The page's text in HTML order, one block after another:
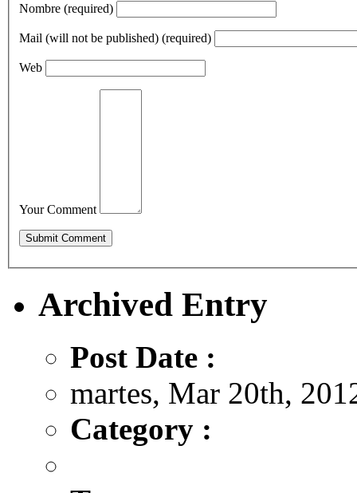
Nombre (required)
Mail (will not be published) (required)
Web
Your Comment
Archived Entry
Post Date :
martes, Mar 20th,
Category :